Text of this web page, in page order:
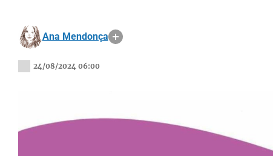
Ana Mendonça
24/08/2024 06:00